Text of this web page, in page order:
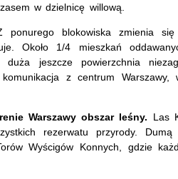
w dzielnicę willową.
ponurego blokowiska zmienia
Około 1/4 mieszkań
jeszcze powierzchnia
z centrum
Warszawy obszar leśny. Las
rezerwatu przyrody. Dumą
Wyścigów Konnych, gdzie